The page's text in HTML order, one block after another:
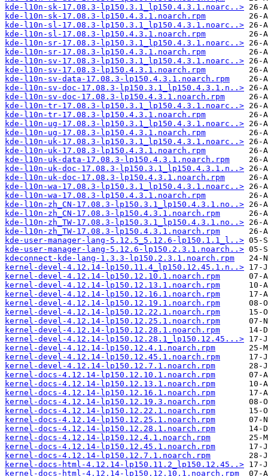
kde-l10n-sk-17.08.3-lp150.3.1_lp150.4.3.1.noarc..>
kde-l10n-sk-17.08.3-lp150.4.3.1.noarch.rpm
kde-l10n-sl-17.08.3-lp150.3.1_lp150.4.3.1.noarc..>
kde-l10n-sl-17.08.3-lp150.4.3.1.noarch.rpm
kde-l10n-sr-17.08.3-lp150.3.1_lp150.4.3.1.noarc..>
kde-l10n-sr-17.08.3-lp150.4.3.1.noarch.rpm
kde-l10n-sv-17.08.3-lp150.3.1_lp150.4.3.1.noarc..>
kde-l10n-sv-17.08.3-lp150.4.3.1.noarch.rpm
kde-l10n-sv-data-17.08.3-lp150.4.3.1.noarch.rpm
kde-l10n-sv-doc-17.08.3-lp150.3.1_lp150.4.3.1.n..>
kde-l10n-sv-doc-17.08.3-lp150.4.3.1.noarch.rpm
kde-l10n-tr-17.08.3-lp150.3.1_lp150.4.3.1.noarc..>
kde-l10n-tr-17.08.3-lp150.4.3.1.noarch.rpm
kde-l10n-ug-17.08.3-lp150.3.1_lp150.4.3.1.noarc..>
kde-l10n-ug-17.08.3-lp150.4.3.1.noarch.rpm
kde-l10n-uk-17.08.3-lp150.3.1_lp150.4.3.1.noarc..>
kde-l10n-uk-17.08.3-lp150.4.3.1.noarch.rpm
kde-l10n-uk-data-17.08.3-lp150.4.3.1.noarch.rpm
kde-l10n-uk-doc-17.08.3-lp150.3.1_lp150.4.3.1.n..>
kde-l10n-uk-doc-17.08.3-lp150.4.3.1.noarch.rpm
kde-l10n-wa-17.08.3-lp150.3.1_lp150.4.3.1.noarc..>
kde-l10n-wa-17.08.3-lp150.4.3.1.noarch.rpm
kde-l10n-zh_CN-17.08.3-lp150.3.1_lp150.4.3.1.no..>
kde-l10n-zh_CN-17.08.3-lp150.4.3.1.noarch.rpm
kde-l10n-zh_TW-17.08.3-lp150.3.1_lp150.4.3.1.no..>
kde-l10n-zh_TW-17.08.3-lp150.4.3.1.noarch.rpm
kde-user-manager-lang-5.12.5_5.12.6-lp150.1.1_l..>
kde-user-manager-lang-5.12.6-lp150.2.3.1.noarch..>
kdeconnect-kde-lang-1.3.3-lp150.2.3.1.noarch.rpm
kernel-devel-4.12.14-lp150.11.4_lp150.12.45.1.n..>
kernel-devel-4.12.14-lp150.12.10.1.noarch.rpm
kernel-devel-4.12.14-lp150.12.13.1.noarch.rpm
kernel-devel-4.12.14-lp150.12.16.1.noarch.rpm
kernel-devel-4.12.14-lp150.12.19.1.noarch.rpm
kernel-devel-4.12.14-lp150.12.22.1.noarch.rpm
kernel-devel-4.12.14-lp150.12.25.1.noarch.rpm
kernel-devel-4.12.14-lp150.12.28.1.noarch.rpm
kernel-devel-4.12.14-lp150.12.28.1_lp150.12.45...>
kernel-devel-4.12.14-lp150.12.4.1.noarch.rpm
kernel-devel-4.12.14-lp150.12.45.1.noarch.rpm
kernel-devel-4.12.14-lp150.12.7.1.noarch.rpm
kernel-docs-4.12.14-lp150.12.10.1.noarch.rpm
kernel-docs-4.12.14-lp150.12.13.1.noarch.rpm
kernel-docs-4.12.14-lp150.12.16.1.noarch.rpm
kernel-docs-4.12.14-lp150.12.19.3.noarch.rpm
kernel-docs-4.12.14-lp150.12.22.1.noarch.rpm
kernel-docs-4.12.14-lp150.12.25.1.noarch.rpm
kernel-docs-4.12.14-lp150.12.28.1.noarch.rpm
kernel-docs-4.12.14-lp150.12.4.1.noarch.rpm
kernel-docs-4.12.14-lp150.12.45.1.noarch.rpm
kernel-docs-4.12.14-lp150.12.7.1.noarch.rpm
kernel-docs-html-4.12.14-lp150.11.2_lp150.12.45..>
kernel-docs-html-4.12.14-lp150.12.10.1.noarch.rpm